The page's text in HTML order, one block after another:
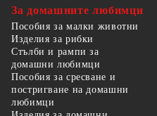
За домашните любимци
Пособия за малки животни
Изделия за рибки
Стълби и рампи за
домашни любимци
Пособия за сресване и
постригване на домашни
любимци